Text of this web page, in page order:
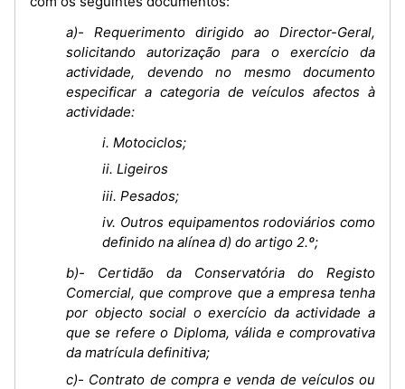
a)- Requerimento dirigido ao Director-Geral,
solicitando autorização para o exercício da
actividade, devendo no mesmo documento
especificar a categoria de veículos afectos à
actividade:
i. Motociclos;
ii. Ligeiros
iii. Pesados;
iv. Outros equipamentos rodoviários como
definido na alínea d) do artigo 2.º;
b)- Certidão da Conservatória do Registo
Comercial, que comprove que a empresa tenha
por objecto social o exercício da actividade a
que se refere o Diploma, válida e comprovativa
da matrícula definitiva;
c)- Contrato de compra e venda de veículos ou